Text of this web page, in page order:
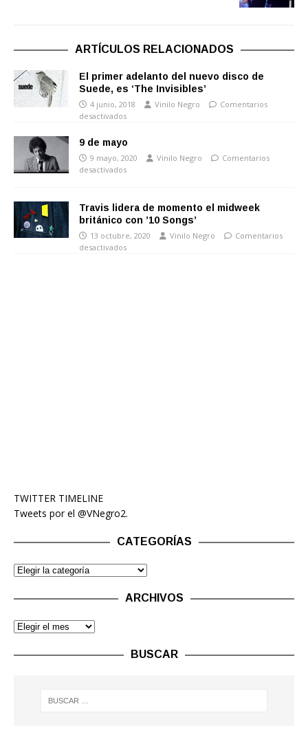
ARTÍCULOS RELACIONADOS
El primer adelanto del nuevo disco de
Suede, es ‘The Invisibles’
4 junio, 2018 Vinilo Negro
Comentarios
desactivados
9 de mayo
9 mayo, 2020 Vinilo Negro
Comentarios
desactivados
Travis lidera de momento el midweek
británico con ’10 Songs’
13 octubre, 2020 Vinilo Negro
Comentarios
desactivados
TWITTER TIMELINE
Tweets por el @VNegro2.
CATEGORÍAS
ARCHIVOS
BUSCAR